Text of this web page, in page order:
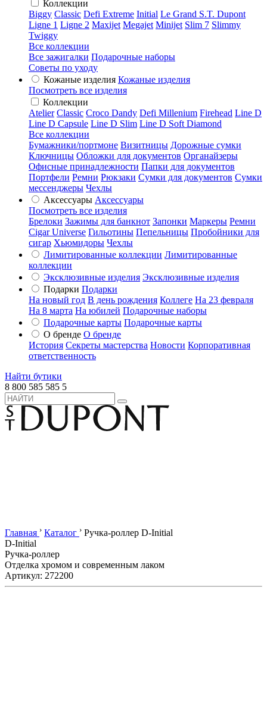
Коллекции
Biggy Classic Defi Extreme Initial Le Grand S.T. Dupont
Ligne 1 Ligne 2 Maxijet Megajet Minijet Slim 7 Slimmy
Twiggy
Все коллекции
Все зажигалки Подарочные наборы
Советы по уходу
Кожаные изделия Кожаные изделия
Посмотреть все изделия
Коллекции
Atelier Classic Croco Dandy Defi Millenium Firehead Line D
Line D Capsule Line D Slim Line D Soft Diamond
Все коллекции
Бумажники/портмоне Визитницы Дорожные сумки
Ключницы Обложки для документов Органайзеры
Офисные принадлежности Папки для документов
Портфели Ремни Рюкзаки Сумки для документов Сумки
мессенджеры Чехлы
Аксессуары Аксессуары
Посмотреть все изделия
Брелоки Зажимы для банкнот Запонки Маркеры Ремни
Cigar Universe Гильотины Пепельницы Пробойники для
сигар Хьюмидоры Чехлы
Лимитированные коллекции Лимитированные
коллекции
Эксклюзивные изделия Эксклюзивные изделия
Подарки Подарки
На новый год В день рождения Коллеге На 23 февраля
На 8 марта На юбилей Подарочные наборы
Подарочные карты Подарочные карты
О бренде О бренде
История Секреты мастерства Новости Корпоративная
ответственность
Найти бутики
8 800 585 585 5
Главная › Каталог › Ручка-роллер D-Initial
D-Initial
Ручка-роллер
Отделка хромом и современным лаком
Артикул: 272200